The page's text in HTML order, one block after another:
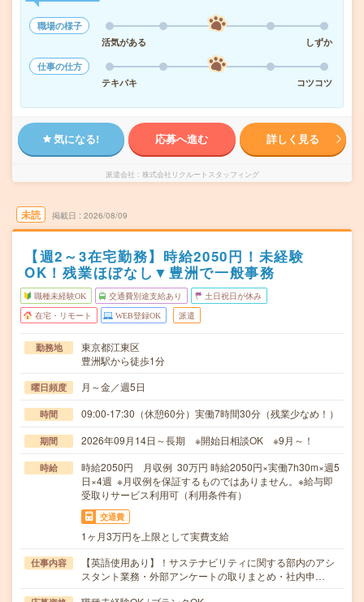
職場の様子
活気がある
しずか
仕事の仕方
テキパキ
コツコツ
気になる! 応募へ進む 詳しく見る
派遣会社 株式会社リクルートスタッフィング
未読 掲載日 2026/08/09
【週2～3在宅勤務】時給2050円！未経験
OK！残業ほぼなし▼豊洲で一般事務
職種未経験OK 交通費別途支給あり 土日祝日が休み
在宅・リモート WEB登録OK 派遣
勤務地
東京都江東区
豊洲駅から徒歩1分
曜日頻度 月～金／週5日
時間 09:00-17:30（休憩60分）実働7時間30分（残業少なめ！）
期間 2026年09月14日～長期 ※開始日相談OK ※9月～！
時給
時給2050円 月収例 30万円 時給2050円×実働7h30m×週5
日×4週 ※月収例を保証するものではありません。※給与即
受取りサービス利用可（利用条件有）
交通費
1ヶ月3万円を上限として実費支給
仕事内容
【英語使用あり】！サステナビリティに関する部内のアシ
スタント業務・外部アンケートの取りまとめ・社内申…